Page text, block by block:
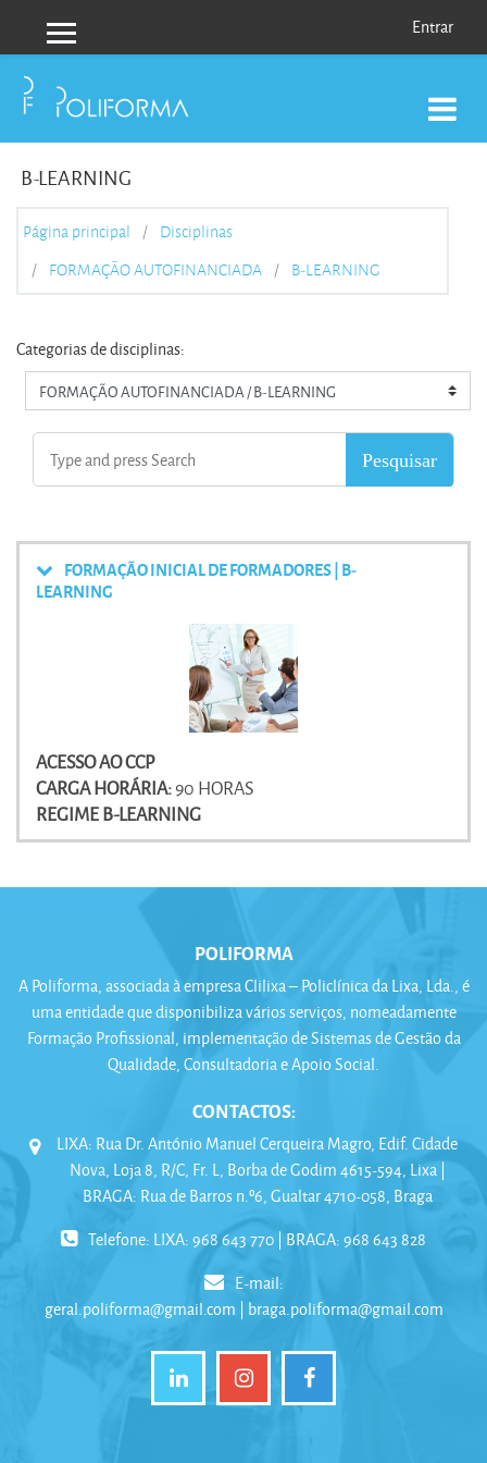
Painel lateral Entrar
B-LEARNING
Página principal
Disciplinas
FORMAÇÃO AUTOFINANCIADA
B-LEARNING
Categorias de disciplinas:
FORMAÇÃO INICIAL DE FORMADORES | B-
LEARNING
ACESSO AO CCP
CARGA HORÁRIA:90 HORAS
REGIME B-LEARNING
POLIFORMA
A Poliforma, associada à empresa Clilixa – Policlínica da Lixa, Lda., é
uma entidade que disponibiliza vários serviços, nomeadamente
Formação Profissional, implementação de Sistemas de Gestão da
Qualidade, Consultadoria e Apoio Social.
CONTACTOS:
LIXA: Rua Dr. António Manuel Cerqueira Magro, Edif. Cidade
Nova, Loja 8, R/C, Fr. L, Borba de Godim 4615-594, Lixa |
BRAGA: Rua de Barros n.º6, Gualtar 4710-058, Braga
Telefone: LIXA: 968 643 770 | BRAGA: 968 643 828
E-mail:
geral.poliforma@gmail.com | braga.poliforma@gmail.com